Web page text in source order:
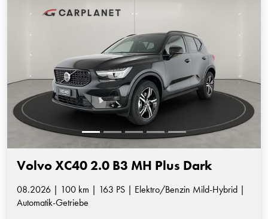
Volvo XC40 2.0 B3 MH Plus Dark
08.2026 | 100 km | 163 PS | Elektro/Benzin Mild-Hybrid |
Automatik-Getriebe